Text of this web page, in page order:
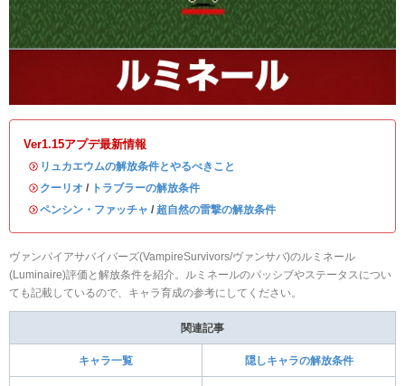
Ver1.15アプデ最新情報
・ リュカエウムの解放条件とやるべきこと
・ クーリオ / トラブラーの解放条件
・ペンシン・ファッチャ / 超自然の雷撃の解放条件
ヴァンパイアサバイバーズ(VampireSurvivors/ヴァンサバ)のルミネール
(Luminaire)評価と解放条件を紹介。ルミネールのパッシブやステータスについ
ても記載しているので、キャラ育成の参考にしてください。
関連記事
キャラ一覧 隠しキャラの解放条件